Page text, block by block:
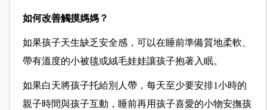
如何改善觸摸媽媽？
如果孩子天生缺乏安全感，可以在睡前準備質地柔軟、
帶有溫度的小被毯或絨毛娃娃讓孩子抱著入眠。
如果白天將孩子托給別人帶，每天至少要安排1小時的
親子時間與孩子互動，睡前再用孩子喜愛的小物安撫孩